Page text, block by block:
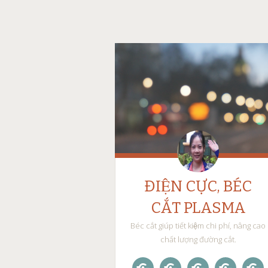
ĐIỆN CỰC, BÉC
CẮT PLASMA
Béc cắt giúp tiết kiệm chi phí, nâng cao
chất lượng đường cắt.